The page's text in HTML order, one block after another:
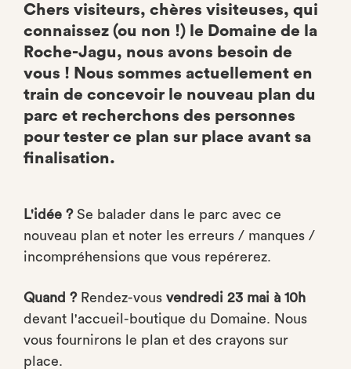
Chers visiteurs, chères visiteuses, qui
connaissez (ou non !) le Domaine de la
Roche-Jagu, nous avons besoin de
vous ! Nous sommes actuellement en
train de concevoir le nouveau plan du
parc et recherchons des personnes
pour tester ce plan sur place avant sa
finalisation.
L'idée ?Se balader dans le parc avec ce
nouveau plan et noter les erreurs / manques /
incompréhensions que vous repérerez.
Quand ?Rendez-vous vendredi 23 mai à 10h
devant l'accueil-boutique du Domaine. Nous
vous fournirons le plan et des crayons sur
place.